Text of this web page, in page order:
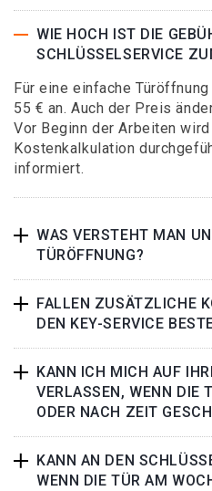
WIE HOCH IST DIE
SCHLÜSSELSERVICE
Für eine einfache
55 € an. Auch der Preis
Vor Beginn der Arbeiten
Kostenkalkulation
informiert.
WAS VERSTEHT MAN
TÜRÖFFNUNG?
FALLEN ZUSÄTZLICHE
DEN KEY-SERVICE
KANN ICH MICH AUF
VERLASSEN, WENN DIE
ODER NACH ZEIT
KANN AN DEN
WENN DIE TÜR AM